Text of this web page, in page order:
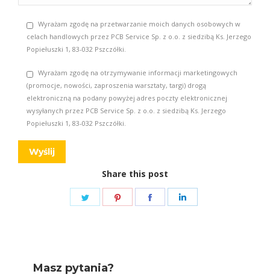
Wyrażam zgodę na przetwarzanie moich danych osobowych w
celach handlowych przez PCB Service Sp. z o.o. z siedzibą Ks. Jerzego
Popiełuszki 1, 83-032 Pszczółki.
Wyrażam zgodę na otrzymywanie informacji marketingowych
(promocje, nowości, zaproszenia warsztaty, targi) drogą
elektroniczną na podany powyżej adres poczty elektronicznej
wysyłanych przez PCB Service Sp. z o.o. z siedzibą Ks. Jerzego
Popiełuszki 1, 83-032 Pszczółki.
Share this post
Share
Share
Share
Masz pytania?